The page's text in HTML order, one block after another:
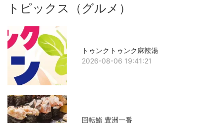
トピックス（グルメ）
トゥンクトゥンク麻辣湯
2026-08-06 19:41:21
回転鮨 豊洲一番